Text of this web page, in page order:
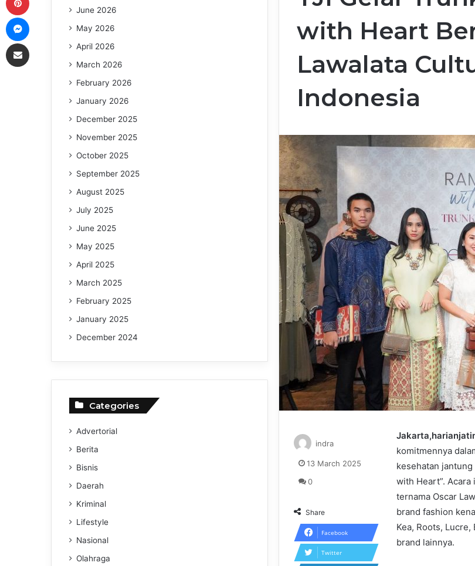
with Heart
Lawalata
Indonesia
komitmennya
kesehatan
with Heart”.
ternama Oscar
brand fashion
Kea, Roots,
brand lainnya.
indra
13 March 2025
0
Share
Facebook
Twitter
June 2026
May 2026
April 2026
March 2026
February 2026
January 2026
December 2025
November 2025
October 2025
September 2025
August 2025
July 2025
June 2025
May 2025
April 2025
March 2025
February 2025
January 2025
December 2024
Categories
Advertorial
Berita
Bisnis
Daerah
Kriminal
Lifestyle
Nasional
Olahraga